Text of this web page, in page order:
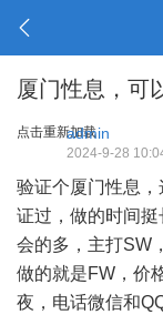
厦门性息，可
点击重新加载
admin
2024-9-28
验证个厦门性息
证过，做的时间挺
会的多，主打SW
做的就是FW，价
夜，电话微信和